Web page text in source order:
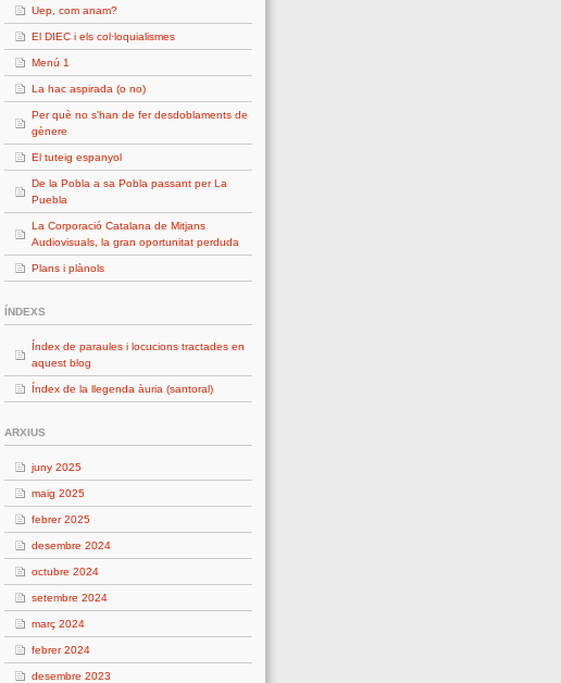
Uep, com anam?
El DIEC i els col·loquialismes
Menú 1
La hac aspirada (o no)
Per què no s'han de fer desdoblaments de
gènere
El tuteig espanyol
De la Pobla a sa Pobla passant per La
Puebla
La Corporació Catalana de Mitjans
Audiovisuals, la gran oportunitat perduda
Plans i plànols
ÍNDEXS
Índex de paraules i locucions tractades en
aquest blog
Índex de la llegenda àuria (santoral)
ARXIUS
juny 2025
maig 2025
febrer 2025
desembre 2024
octubre 2024
setembre 2024
març 2024
febrer 2024
desembre 2023